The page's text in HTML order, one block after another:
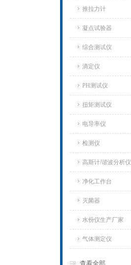
推拉力计
凝点试验器
综合测试仪
滴定仪
PH测试仪
扭矩测试仪
电导率仪
检测仪
高斯计/谐波分析仪
净化工作台
灭菌器
水份仪生产厂家
气体测定仪
查看全部